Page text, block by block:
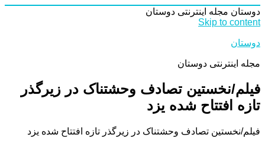
دوستان مجله اینترنتی دوستان
Skip to content
دوستان
مجله اینترنتی دوستان
فیلم/نخستین تصادف وحشتناک در زیرگذر
تازه افتتاح شده یزد
فیلم/نخستین تصادف وحشتناک در زیرگذر تازه افتتاح شده یزد